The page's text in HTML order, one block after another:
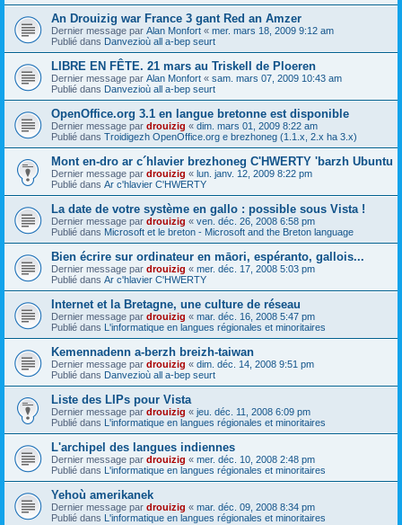
An Drouizig war France 3 gant Red an Amzer
Dernier message par Alan Monfort « mer. mars 18, 2009 9:12 am
Publié dans Danvezioù all a-bep seurt
LIBRE EN FÊTE. 21 mars au Triskell de Ploeren
Dernier message par Alan Monfort « sam. mars 07, 2009 10:43 am
Publié dans Danvezioù all a-bep seurt
OpenOffice.org 3.1 en langue bretonne est disponible
Dernier message par drouizig « dim. mars 01, 2009 8:22 am
Publié dans Troidigezh OpenOffice.org e brezhoneg (1.1.x, 2.x ha 3.x)
Mont en-dro ar c´hlavier brezhoneg C'HWERTY 'barzh Ubuntu
Dernier message par drouizig « lun. janv. 12, 2009 8:22 pm
Publié dans Ar c'hlavier C'HWERTY
La date de votre système en gallo : possible sous Vista !
Dernier message par drouizig « ven. déc. 26, 2008 6:58 pm
Publié dans Microsoft et le breton - Microsoft and the Breton language
Bien écrire sur ordinateur en māori, espéranto, gallois...
Dernier message par drouizig « mer. déc. 17, 2008 5:03 pm
Publié dans Ar c'hlavier C'HWERTY
Internet et la Bretagne, une culture de réseau
Dernier message par drouizig « mar. déc. 16, 2008 5:47 pm
Publié dans L'informatique en langues régionales et minoritaires
Kemennadenn a-berzh breizh-taiwan
Dernier message par drouizig « dim. déc. 14, 2008 9:51 pm
Publié dans Danvezioù all a-bep seurt
Liste des LIPs pour Vista
Dernier message par drouizig « jeu. déc. 11, 2008 6:09 pm
Publié dans L'informatique en langues régionales et minoritaires
L'archipel des langues indiennes
Dernier message par drouizig « mer. déc. 10, 2008 2:48 pm
Publié dans L'informatique en langues régionales et minoritaires
Yehoù amerikanek
Dernier message par drouizig « mar. déc. 09, 2008 8:34 pm
Publié dans L'informatique en langues régionales et minoritaires